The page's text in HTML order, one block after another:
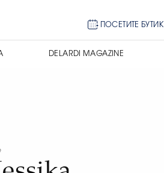
ПОСЕТИТЕ БУТИК
DELARDI MAGAZINE